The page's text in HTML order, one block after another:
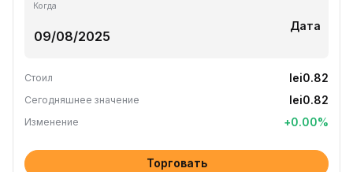
Когда
Дата
Стоил lei0.82
Сегодняшнее значение lei0.82
Изменение +0.00%
Торговать